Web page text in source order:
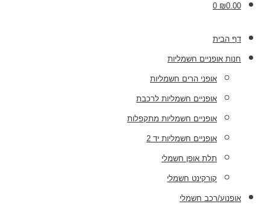
₪0.00
0
דף הבית
חנות אופניים חשמליות
אופני הרים חשמליות
אופניים חשמליות לרכבת
אופניים חשמליות מתקפלות
אופניים חשמליות יד 2
תלת אופן חשמלי
קורקינט חשמלי
אופנוע/רכב חשמלי